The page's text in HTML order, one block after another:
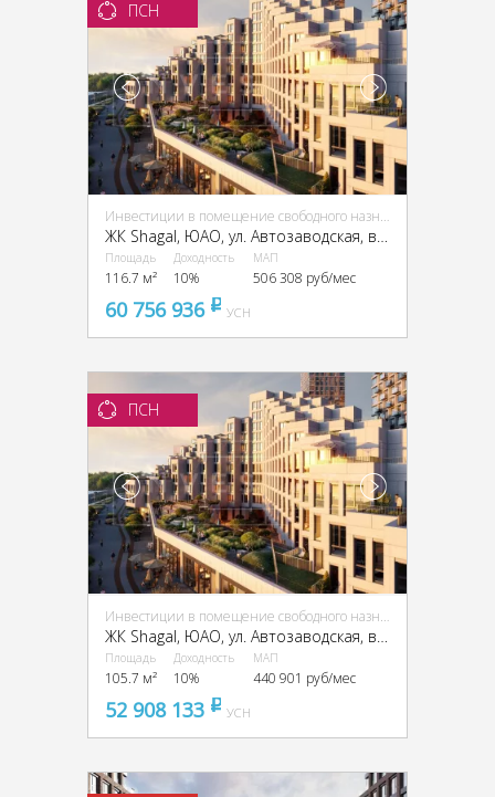
ПСН
Инвестиции в помещение свободного назначения (ПСН)
ЖК Shagal, ЮАО, ул. Автозаводская, вл. 23/66
Площадь
116.7 м²
Доходность
10%
МАП
506 308 руб/мес
60 756 936 pуб
УСН
ПСН
Инвестиции в помещение свободного назначения (ПСН)
Площадь
105.7 м²
Доходность
10%
МАП
440 901 руб/мес
52 908 133 pуб
УСН